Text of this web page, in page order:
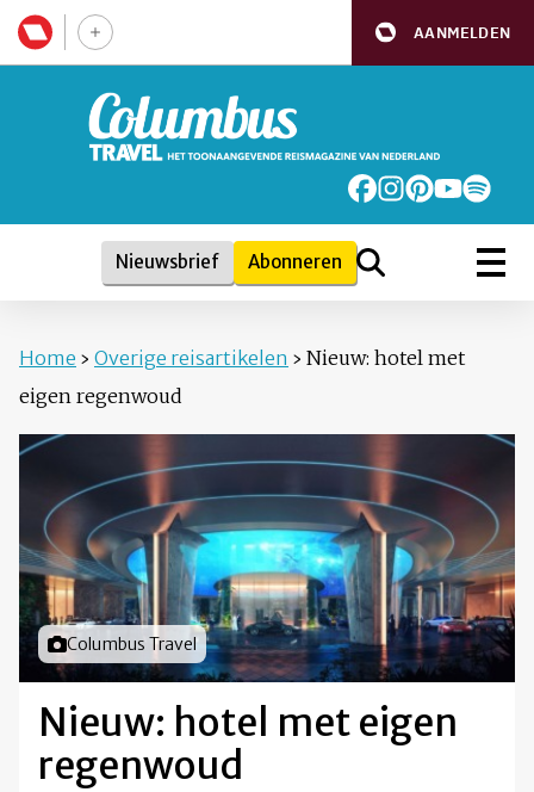
AANMELDEN
Nieuwsbrief Abonneren
Home › Overige reisartikelen › Nieuw: hotel met
eigen regenwoud
Foto door
Columbus Travel
Nieuw: hotel met eigen
regenwoud